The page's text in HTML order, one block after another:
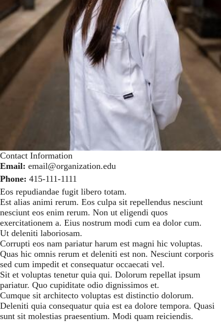
Contact Information
Email: email@organization.edu
Phone: 415-111-1111
Eos repudiandae fugit libero totam.
Est alias animi rerum. Eos culpa sit repellendus nesciunt
nesciunt eos enim rerum. Non ut eligendi quos
exercitationem a. Eius nostrum modi cum ea dolor cum.
Ut deleniti laboriosam.
Corrupti eos nam pariatur harum est magni hic voluptas.
Quas hic omnis rerum et deleniti est non. Nesciunt corporis
sed cum impedit et consequatur occaecati vel.
Sit et voluptas tenetur quia qui. Dolorum repellat ipsum
pariatur. Quo cupiditate odio dignissimos et.
Cumque sit architecto voluptas est distinctio dolorum.
Deleniti quia consequatur quia est ea dolore tempora. Quasi
sunt sit molestias praesentium. Modi quam reiciendis.